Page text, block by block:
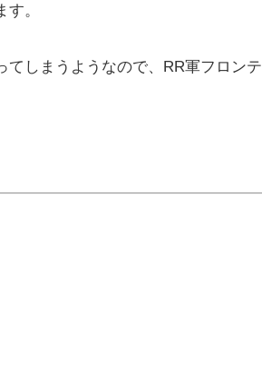
。
しまうようなので、RR軍フロンテ